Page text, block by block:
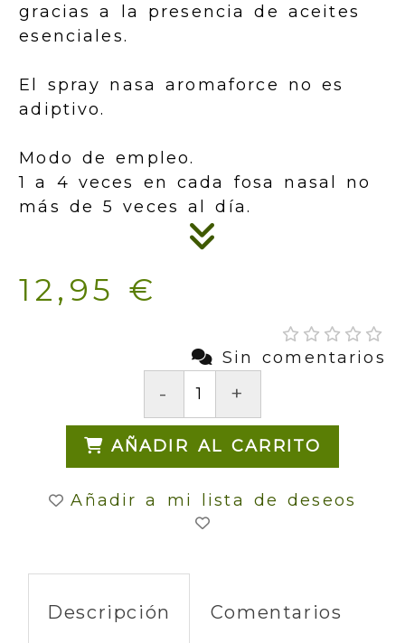
gracias a la presencia de aceites
esenciales.
El spray nasa aromaforce no es
adiptivo.
Modo de empleo.
1 a 4 veces en cada fosa nasal no
más de 5 veces al día.
12,95 €
Sin comentarios
- +
AÑADIR AL CARRITO
Añadir a mi lista de deseos
Descripción Comentarios